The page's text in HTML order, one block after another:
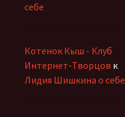
себе
Котенок Кыш - Клуб
Интернет-Творцов к
Лидия Шишкина о себе